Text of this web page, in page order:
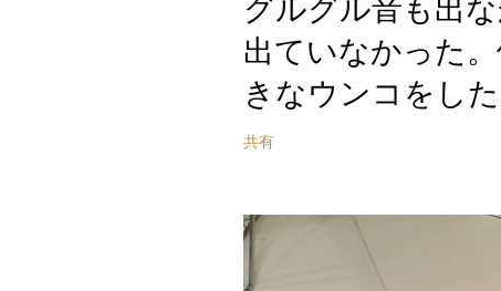
グルグル音も出
出ていなかった
きなウンコをし
共有